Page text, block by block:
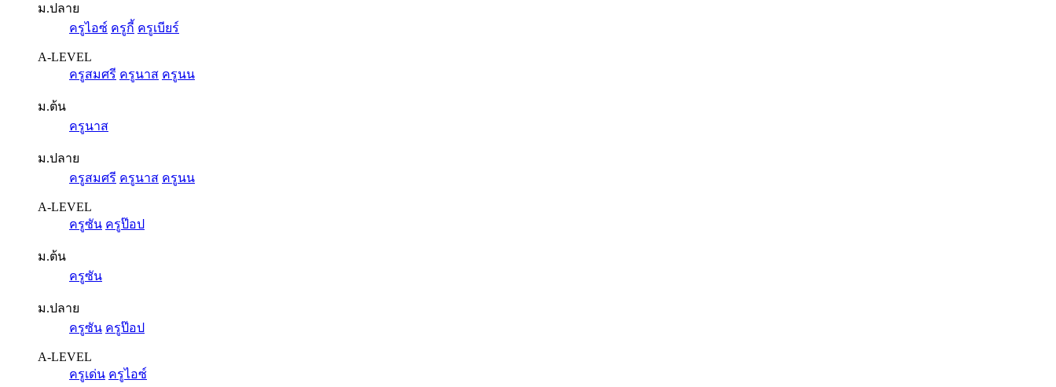
ม.ปลาย
ครูไอซ์ ครูกี้ ครูเบียร์
A-LEVEL
ครูสมศรี ครูนาส ครูนน
ม.ต้น
ครูนาส
ม.ปลาย
ครูสมศรี ครูนาส ครูนน
A-LEVEL
ครูซัน ครูป๊อป
ม.ต้น
ครูซัน
ม.ปลาย
ครูซัน ครูป๊อป
A-LEVEL
ครูเด่น ครูไอซ์